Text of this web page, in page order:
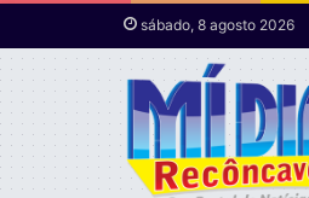
sábado, 8 agosto 2026